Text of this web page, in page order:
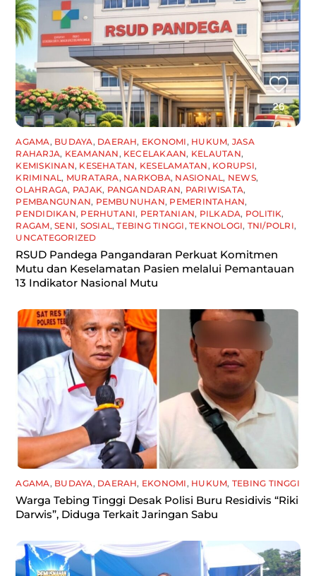
AGAMA, BUDAYA, DAERAH, EKONOMI , HUKUM, JASA
RAHARJA, KEAMANAN , KECELAKAAN, KELAUTAN,
KEMISKINAN, KESEHATAN, KESELAMATAN , KORUPSI,
KRIMINAL , MURATARA, NARKOBA, NASIONAL , NEWS,
OLAHRAGA, PAJAK, PANGANDARAN, PARIWISATA,
PEMBANGUNAN, PEMBUNUHAN, PEMERINTAHAN,
PENDIDIKAN, PERHUTANI, PERTANIAN, PILKADA, POLITIK,
RAGAM,SENI, SOSIAL ,TEBING TINGGI ,TEKNOLOGI, TNI/POLRI,
UNCATEGORIZED
RSUD Pandega Pangandaran Perkuat Komitmen
Mutu dan Keselamatan Pasien melalui Pemantauan
13 Indikator Nasional Mutu
AGAMA, BUDAYA, DAERAH, EKONOMI , HUKUM, TEBING TINGGI
Warga Tebing Tinggi Desak Polisi Buru Residivis “Riki
Darwis”, Diduga Terkait Jaringan Sabu